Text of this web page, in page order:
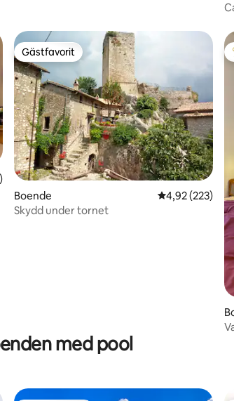
betyg, 210 omdömen
Gästfavorit
Gästfavorit
Boende 4,92 av 5 i
4,92 (223)
Skydd under tornet
med pool